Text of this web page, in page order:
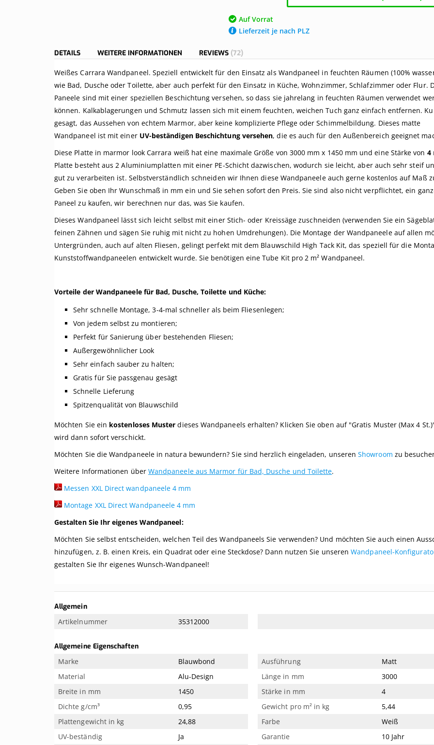
Auf Vorrat
Lieferzeit je nach PLZ
DETAILS WEITERE INFORMATIONEN REVIEWS 72
Weißes Carrara Wandpaneel. Speziell entwickelt für den Einsatz als Wandpaneel in feuchten Räumen (100%
wie Bad, Dusche oder Toilette, aber auch perfekt für den Einsatz in Küche, Wohnzimmer, Schlafzimmer oder Flur.
Paneele sind mit einer speziellen Beschichtung versehen, so dass sie jahrelang in feuchten Räumen verwendet
können. Kalkablagerungen und Schmutz lassen sich mit einem feuchten, weichen Tuch ganz einfach entfernen.
gesagt, das Aussehen von echtem Marmor, aber keine komplizierte Pflege oder Schimmelbildung. Dieses matte
Wandpaneel ist mit einer UV-beständigen Beschichtung versehen, die es auch für den Außenbereich geeignet
Diese Platte in marmor look Carrara weiß hat eine maximale Größe von 3000 mm x 1450 mm und eine Stärke von 4
Platte besteht aus 2 Aluminiumplatten mit einer PE-Schicht dazwischen, wodurch sie leicht, aber auch sehr steif
gut zu verarbeiten ist. Selbstverständlich schneiden wir Ihnen diese Wandpaneele auch gerne kostenlos auf Maß
Geben Sie oben Ihr Wunschmaß in mm ein und Sie sehen sofort den Preis. Sie sind also nicht verpflichtet, ein
Paneel zu kaufen, wir berechnen nur das, was Sie kaufen.
Dieses Wandpaneel lässt sich leicht selbst mit einer Stich- oder Kreissäge zuschneiden (verwenden Sie ein
feinen Zähnen und sägen Sie ruhig mit nicht zu hohen Umdrehungen). Die Montage der Wandpaneele auf allen
Untergründen, auch auf alten Fliesen, gelingt perfekt mit dem Blauwschild High Tack Kit, das speziell für die
Kunststoffwandpaneelen entwickelt wurde. Sie benötigen eine Tube Kit pro 2 m² Wandpaneel.
Vorteile der Wandpaneele für Bad, Dusche, Toilette und Küche:
Sehr schnelle Montage, 3-4-mal schneller als beim Fliesenlegen;
Von jedem selbst zu montieren;
Perfekt für Sanierung über bestehenden Fliesen;
Außergewöhnlicher Look
Sehr einfach sauber zu halten;
Gratis für Sie passgenau gesägt
Schnelle Lieferung
Spitzenqualität von Blauwschild
Möchten Sie ein kostenloses Muster dieses Wandpaneels erhalten? Klicken Sie oben auf "Gratis Muster (Max 4
wird dann sofort verschickt.
Möchten Sie die Wandpaneele in natura bewundern? Sie sind herzlich eingeladen, unserenShowroom zu
Weitere Informationen über Wandpaneele aus Marmor für Bad, Dusche und Toilette.
Messen XXL Direct wandpaneele 4 mm
Montage XXL Direct Wandpaneele 4 mm
Gestalten Sie Ihr eigenes Wandpaneel:
Möchten Sie selbst entscheiden, welchen Teil des Wandpaneels Sie verwenden? Und möchten Sie auch einen
hinzufügen, z. B. einen Kreis, ein Quadrat oder eine Steckdose? Dann nutzen Sie unserenWandpaneel-
gestalten Sie Ihr eigenes Wunsch-Wandpaneel!
Weitere
Informationen
Allgemein
Artikelnummer
35312000
Allgemeine Eigenschaften
Marke
Blauwbond Ausführung
Matt
Material
Alu-Design Länge in mm
3000
Breite in mm
1450 Stärke in mm
4
Dichte g/cm³
0,95 Gewicht pro m² in kg
5,44
Plattengewicht in kg
24,88 Farbe
Weiß
UV-beständig
Ja Garantie
10 Jahr